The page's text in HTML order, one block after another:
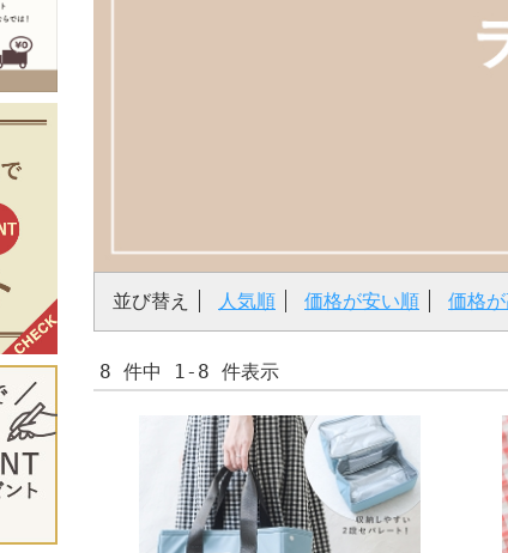
並び替え 人気順 価格が安い順 価格
8 件中 1-8 件表示